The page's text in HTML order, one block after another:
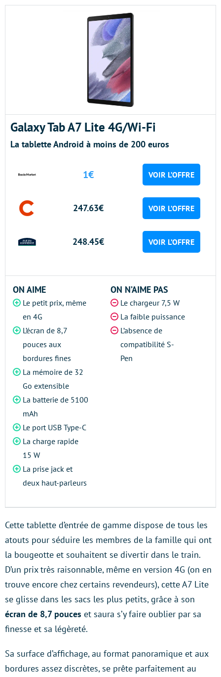
Galaxy Tab A7 Lite 4G/Wi-Fi
La tablette Android à moins de 200 euros
1€ VOIR L’OFFRE
247.63€ VOIR L’OFFRE
248.45€ VOIR L’OFFRE
ON AIME
Le petit prix, même
en 4G
L’écran de 8,7
pouces aux
bordures fines
La mémoire de 32
Go extensible
La batterie de 5100
mAh
Le port USB Type-C
La charge rapide
15 W
La prise jack et
deux haut-parleurs
ON N’AIME PAS
Le chargeur 7,5 W
La faible puissance
L’absence de
compatibilité S-
Pen
Cette tablette d’entrée de gamme dispose de tous les
atouts pour séduire les membres de la famille qui ont
la bougeotte et souhaitent se divertir dans le train.
D’un prix très raisonnable, même en version 4G (on en
trouve encore chez certains revendeurs), cette A7 Lite
se glisse dans les sacs les plus petits, grâce à son
écran de 8,7 pouces et saura s’y faire oublier par sa
finesse et sa légèreté.
Sa surface d’affichage, au format panoramique et aux
bordures assez discrètes, se prête parfaitement au